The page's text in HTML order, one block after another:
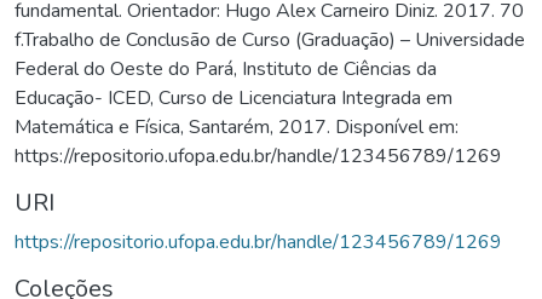
fundamental. Orientador: Hugo Alex Carneiro Diniz. 2017. 70
f.Trabalho de Conclusão de Curso (Graduação) – Universidade
Federal do Oeste do Pará, Instituto de Ciências da
Educação- ICED, Curso de Licenciatura Integrada em
Matemática e Física, Santarém, 2017. Disponível em:
https://repositorio.ufopa.edu.br/handle/123456789/1269
URI
https://repositorio.ufopa.edu.br/handle/123456789/1269
Coleções